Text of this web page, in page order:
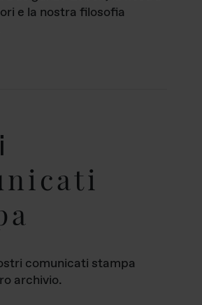
e la nostra filosofia
comunicati stampa
archivio.